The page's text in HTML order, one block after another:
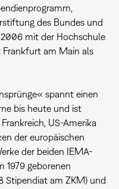
des Bundes und
mit der Hochschule
am Main als
spannt einen
bis heute und ist
US-Amerika
der europäischen
der beiden IEMA-
1979 geborenen
Stipendiat am ZKM) und